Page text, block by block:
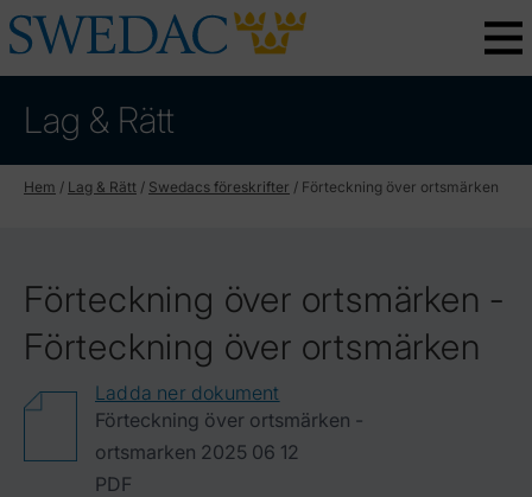
Lag & Rätt
Hem / Lag & Rätt / Swedacs föreskrifter / Förteckning över ortsmärken
Förteckning över ortsmärken -
Förteckning över ortsmärken
Ladda ner dokument
Förteckning över ortsmärken -
ortsmarken 2025 06 12
PDF